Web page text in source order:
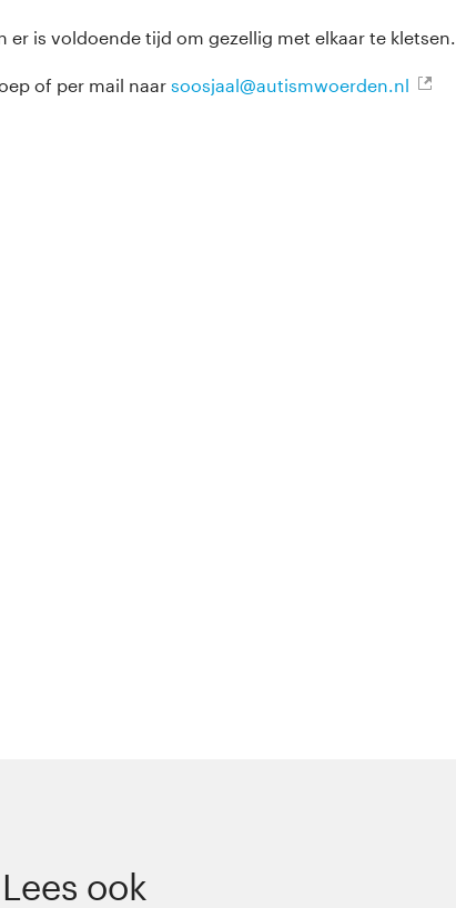
er is voldoende tijd om gezellig met elkaar te kletsen.
of per mail naar soosjaal@autismwoerden.nl
Lees ook